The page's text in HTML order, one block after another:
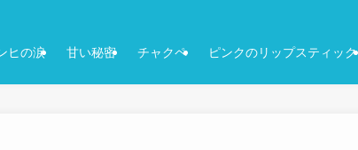
ヒの涙 甘い秘密 チャクペ ピンクのリップスティック